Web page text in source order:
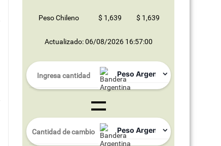
Peso Chileno $ 1,639 $ 1,639
Actualizado: 06/08/2026 16:57:00